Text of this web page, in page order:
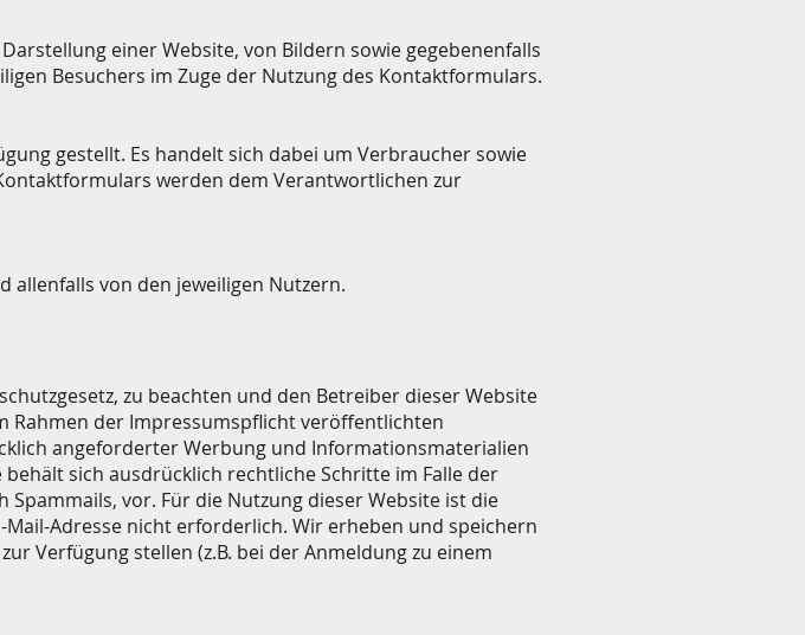
einer Website, von Bildern sowie gegebenenfalls
Besuchers im Zuge der Nutzung des Kontaktformulars.
gestellt. Es handelt sich dabei um Verbraucher sowie
werden dem Verantwortlichen zur
von den jeweiligen Nutzern.
zu beachten und den Betreiber dieser Website
Rahmen der Impressumspflicht veröffentlichten
angeforderter Werbung und Informationsmaterialien
sich ausdrücklich rechtliche Schritte im Falle der
vor. Für die Nutzung dieser Website ist die
Adresse nicht erforderlich. Wir erheben und speichern
Verfügung stellen (z.B. bei der Anmeldung zu einem